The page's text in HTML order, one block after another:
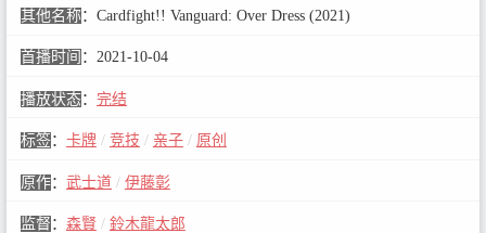
其他名称： Cardfight!! Vanguard: Over Dress (2021)
首播时间 ： 2021-10-04
播放状态： 完结
标签： 卡牌 / 竞技 / 亲子 / 原创
原作： 武士道 / 伊藤彰
监督 ： 森賢 / 鈴木龍太郎